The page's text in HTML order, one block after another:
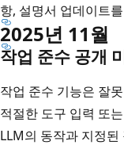
항, 설명서 업데이트
2025년 11월
작업 준수 공개
작업 준수 기능은 잘
적절한 도구 입력 또
LLM의 동작과 지정